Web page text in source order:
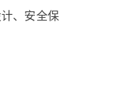
、安全保